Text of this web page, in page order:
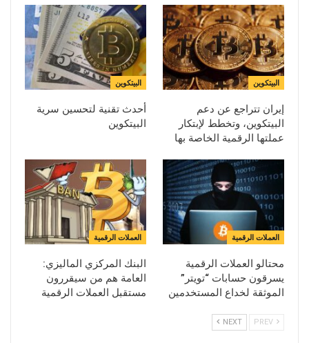
البيتكوين
إيران تتراجع عن دعم
البيتكوين، وتخطط لإبتكار
عملتها الرقمية الخاصة بها
البيتكوين
أحدث تقنية لتحسين سرية
البيتكوين
العملات الرقمية
محتالو العملات الرقمية
يسرقون حسابات “تويتر”
الموثقة لخداع المستخدمين
العملات الرقمية
البنك المركزي الماليزي:
العامة هم من سيقررون
مستقبل العملات الرقمية
NEXT